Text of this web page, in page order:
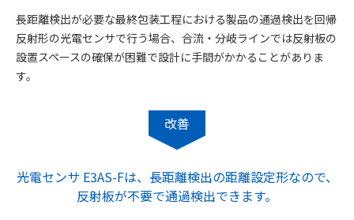
長距離検出が必要な最終包装工程における製品の通過検出を回帰
反射形の光電センサで行う場合、合流・分岐ラインでは反射板の
設置スペースの確保が困難で設計に手間がかかることがありま
す。
改善
光電センサ E3AS-Fは、長距離検出の距離設定形なので、
反射板が不要で通過検出できます。